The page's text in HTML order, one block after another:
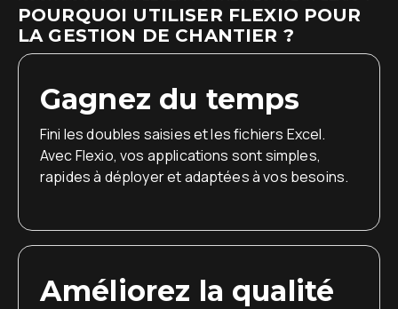
POURQUOI UTILISER FLEXIO POUR
LA GESTION DE CHANTIER ?
Gagnez du temps
Fini les doubles saisies et les fichiers Excel.
Avec Flexio, vos applications sont simples,
rapides à déployer et adaptées à vos besoins.
Améliorez la qualité